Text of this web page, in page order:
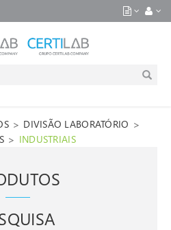
> DIVISÃO LABORATÓRIO >
> INDUSTRIAIS